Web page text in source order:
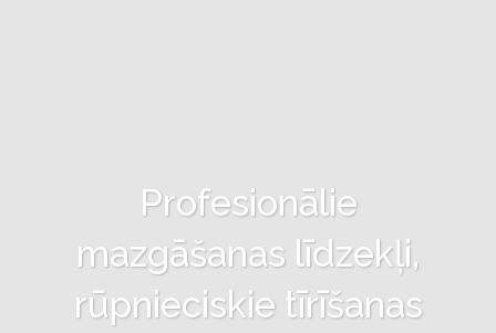
Profesionālie
mazgāšanas līdzekļi,
rūpnieciskie tīrīšanas